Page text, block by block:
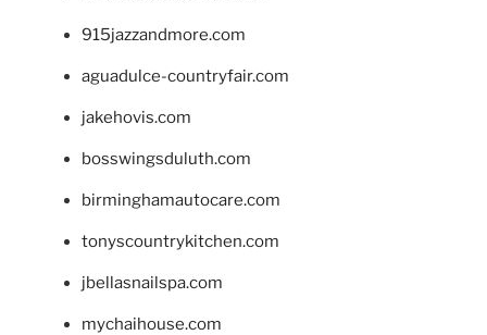
915jazzandmore.com
aguadulce-countryfair.com
jakehovis.com
bosswingsduluth.com
birminghamautocare.com
tonyscountrykitchen.com
jbellasnailspa.com
mychaihouse.com